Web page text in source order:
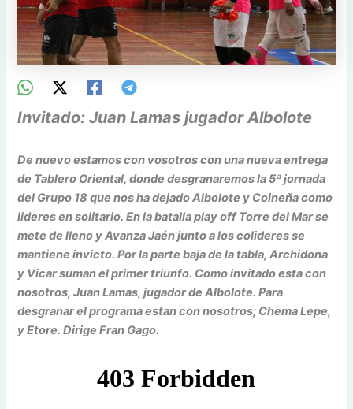
Invitado: Juan Lamas jugador Albolote
De nuevo estamos con vosotros con una nueva entrega
de Tablero Oriental, donde desgranaremos la 5ª jornada
del Grupo 18 que nos ha dejado Albolote y Coineña como
lideres en solitario. En la batalla play off Torre del Mar se
mete de lleno y Avanza Jaén junto a los colideres se
mantiene invicto. Por la parte baja de la tabla, Archidona
y Vicar suman el primer triunfo. Como invitado esta con
nosotros, Juan Lamas, jugador de Albolote. Para
desgranar el programa estan con nosotros; Chema Lepe,
y Etore. Dirige Fran Gago.